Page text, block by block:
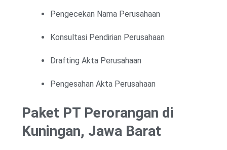
Pengecekan Nama Perusahaan
Konsultasi Pendirian Perusahaan
Drafting Akta Perusahaan
Pengesahan Akta Perusahaan
Paket PT Perorangan di
Kuningan, Jawa Barat